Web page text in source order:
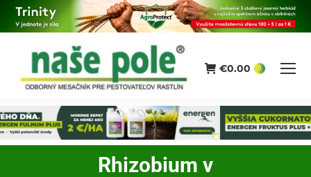
€0.00 0
Rhizobium v